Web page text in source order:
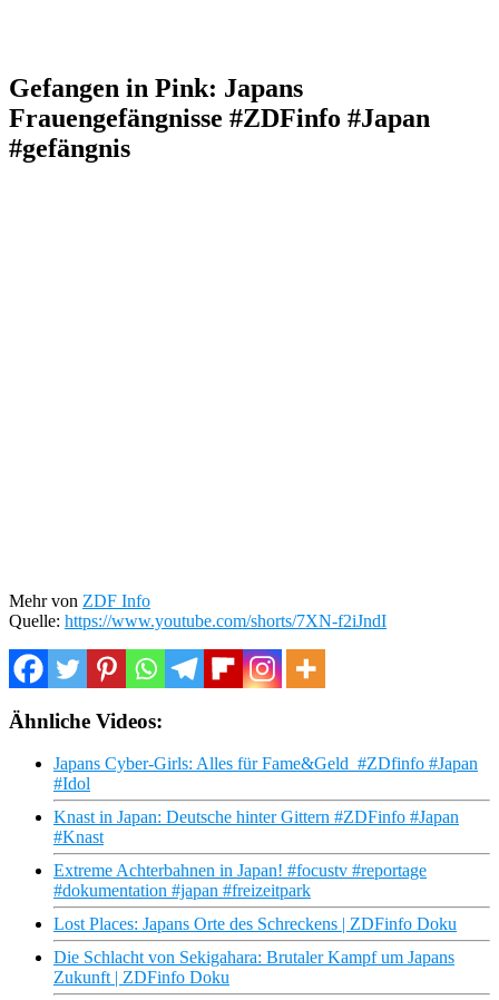
Gefangen in Pink: Japans
Frauengefängnisse #ZDFinfo #Japan
#gefängnis
Mehr von ZDF Info
Quelle: https://www.youtube.com/shorts/7XN-f2iJndI
Ähnliche Videos:
Japans Cyber-Girls: Alles für Fame&Geld #ZDfinfo #Japan
#Idol
Knast in Japan: Deutsche hinter Gittern #ZDFinfo #Japan
#Knast
Extreme Achterbahnen in Japan! #focustv #reportage
#dokumentation #japan #freizeitpark
Lost Places: Japans Orte des Schreckens | ZDFinfo Doku
Die Schlacht von Sekigahara: Brutaler Kampf um Japans
Zukunft | ZDFinfo Doku